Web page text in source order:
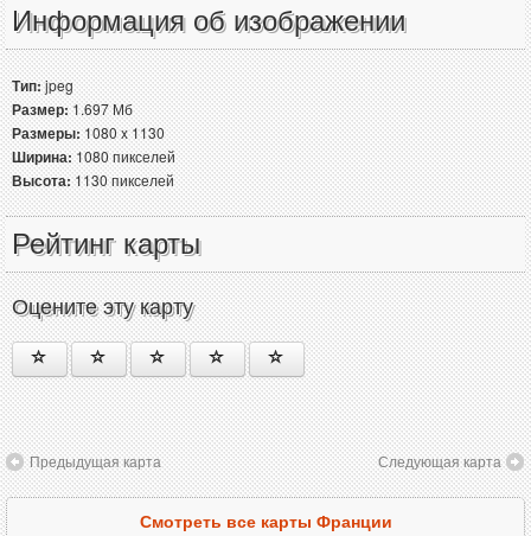
Информация об изображении
Тип:jpeg
Размер:1.697 Мб
Размеры:1080 x 1130
Ширина:1080 пикселей
Высота:1130 пикселей
Рейтинг карты
Оцените эту карту
Предыдущая карта Следующая карта
Смотреть все карты Франции